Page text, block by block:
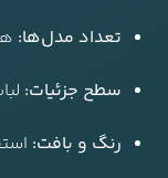
تعداد مدل‌ها:
سطح جزئیات:
رنگ و بافت: